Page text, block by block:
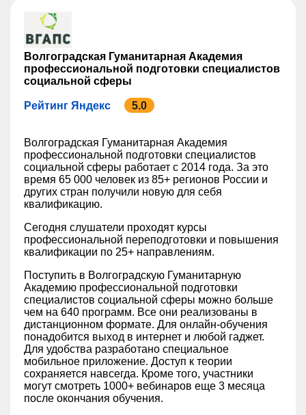
Волгоградская Гуманитарная Академия
профессиональной подготовки специалистов
социальной сферы
Рейтинг Яндекс 5.0
Волгоградская Гуманитарная Академия
профессиональной подготовки специалистов
социальной сферы работает с 2014 года. За это
время 65 000 человек из 85+ регионов России и
других стран получили новую для себя
квалификацию.
Сегодня слушатели проходят курсы
профессиональной переподготовки и повышения
квалификации по 25+ направлениям.
Поступить в Волгоградскую Гуманитарную
Академию профессиональной подготовки
специалистов социальной сферы можно больше
чем на 640 программ. Все они реализованы в
дистанционном формате. Для онлайн-обучения
понадобится выход в интернет и любой гаджет.
Для удобства разработано специальное
мобильное приложение. Доступ к теории
сохраняется навсегда. Кроме того, участники
могут смотреть 1000+ вебинаров еще 3 месяца
после окончания обучения.